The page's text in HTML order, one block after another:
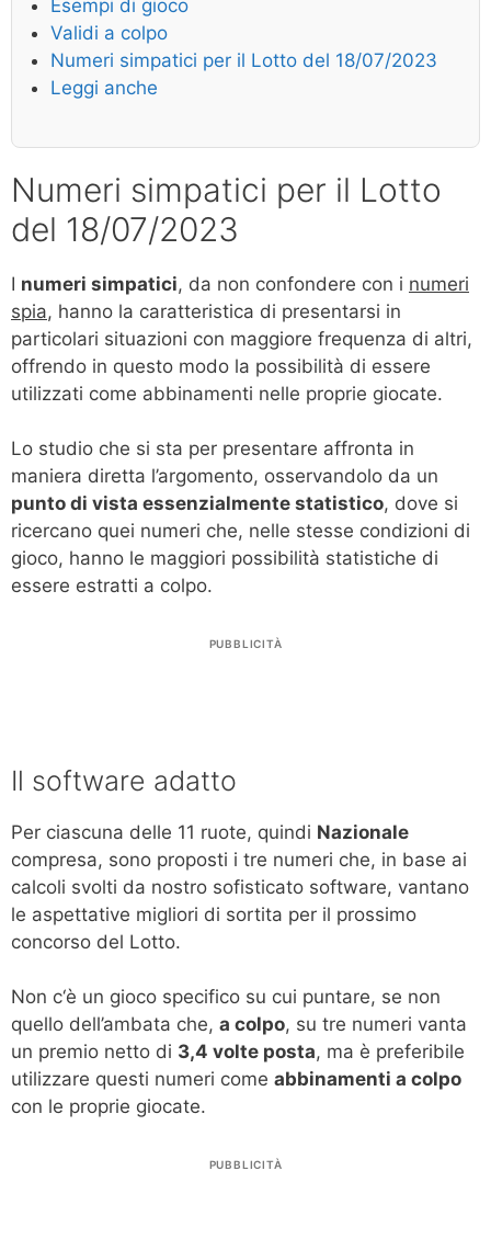
Esempi di gioco
Validi a colpo
Numeri simpatici per il Lotto del 18/07/2023
Leggi anche
Numeri simpatici per il Lotto
del 18/07/2023
I numeri simpatici, da non confondere con i numeri
spia, hanno la caratteristica di presentarsi in
particolari situazioni con maggiore frequenza di altri,
offrendo in questo modo la possibilità di essere
utilizzati come abbinamenti nelle proprie giocate.
Lo studio che si sta per presentare affronta in
maniera diretta l’argomento, osservandolo da un
punto di vista essenzialmente statistico, dove si
ricercano quei numeri che, nelle stesse condizioni di
gioco, hanno le maggiori possibilità statistiche di
essere estratti a colpo.
PUBBLICITÀ
Il software adatto
Per ciascuna delle 11 ruote, quindi Nazionale
compresa, sono proposti i tre numeri che, in base ai
calcoli svolti da nostro sofisticato software, vantano
le aspettative migliori di sortita per il prossimo
concorso del Lotto.
Non c‘è un gioco specifico su cui puntare, se non
quello dell’ambata che, a colpo, su tre numeri vanta
un premio netto di 3,4 volte posta, ma è preferibile
utilizzare questi numeri come abbinamenti a colpo
con le proprie giocate.
PUBBLICITÀ